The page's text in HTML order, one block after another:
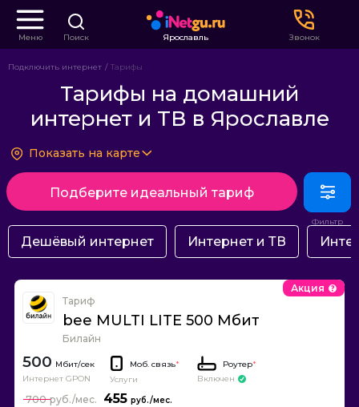
Меню Поиск Ярославль Звонок
Подключить интернет Тарифы
Тарифы на домашний
интернет и ТВ в Ярославле
Показать на карте
Подберите идеальный тариф
Дешёвый интернет Интернет и ТВ
Тариф
bee MULTI LITE 500 Мбит
Билайн
Акция
500
Интернет GPON
Моб. связь*
Услуги
Роутер*
Включен
455
700